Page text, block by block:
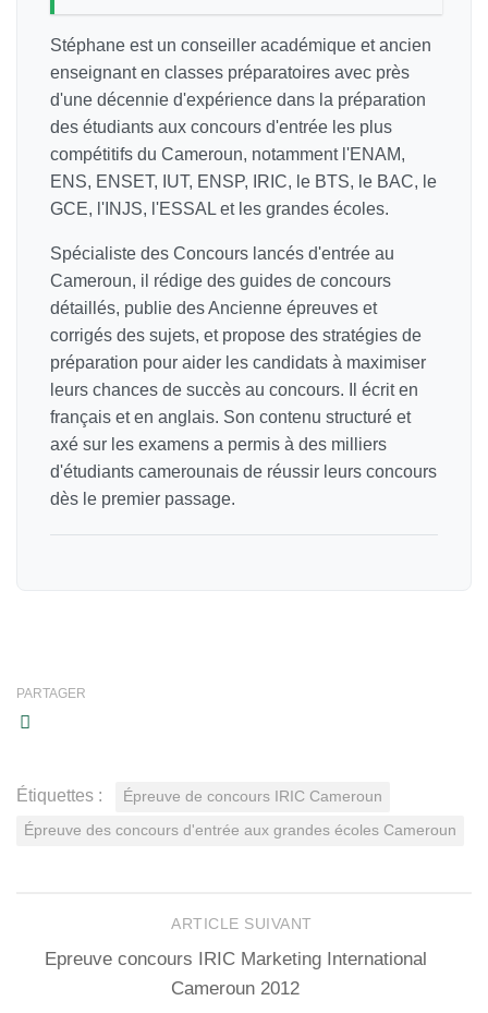
Stéphane est un conseiller académique et ancien
enseignant en classes préparatoires avec près
d'une décennie d'expérience dans la préparation
des étudiants aux concours d'entrée les plus
compétitifs du Cameroun, notamment l'ENAM,
ENS, ENSET, IUT, ENSP, IRIC, le BTS, le BAC, le
GCE, l'INJS, l'ESSAL et les grandes écoles.
Spécialiste des Concours lancés d'entrée au
Cameroun, il rédige des guides de concours
détaillés, publie des Ancienne épreuves et
corrigés des sujets, et propose des stratégies de
préparation pour aider les candidats à maximiser
leurs chances de succès au concours. Il écrit en
français et en anglais. Son contenu structuré et
axé sur les examens a permis à des milliers
d'étudiants camerounais de réussir leurs concours
dès le premier passage.
PARTAGER
Étiquettes : Épreuve de concours IRIC Cameroun
Épreuve des concours d'entrée aux grandes écoles Cameroun
ARTICLE SUIVANT
Epreuve concours IRIC Marketing International
Cameroun 2012